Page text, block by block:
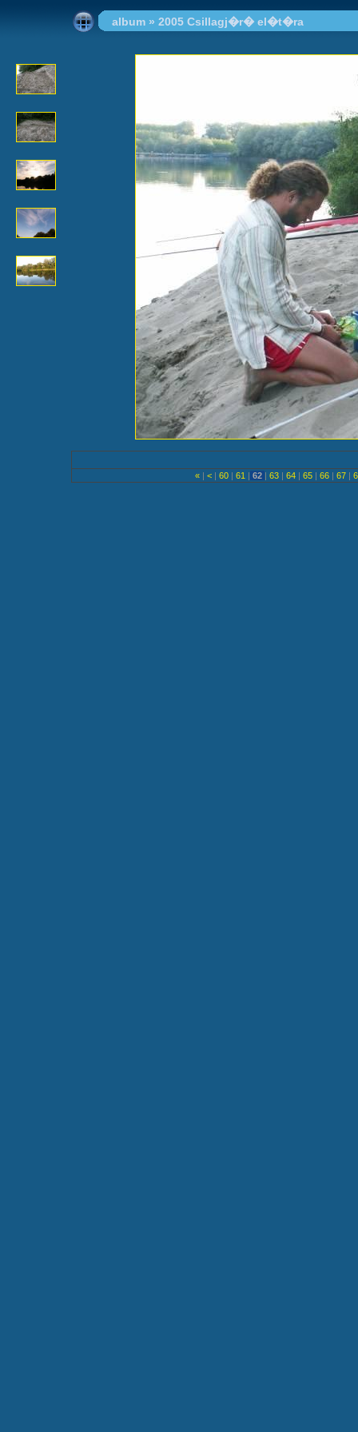
album » 2005 Csillagj�r� el�t�ra
« | < | 60 | 61 | 62 | 63 | 64 | 65 | 66 | 67 |